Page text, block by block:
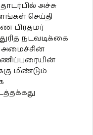
அச்சு
செய்தி
பிரதமர்
நடவடிக்கை
மீண்டும்